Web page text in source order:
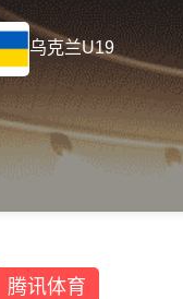
乌克兰U19
腾讯体育